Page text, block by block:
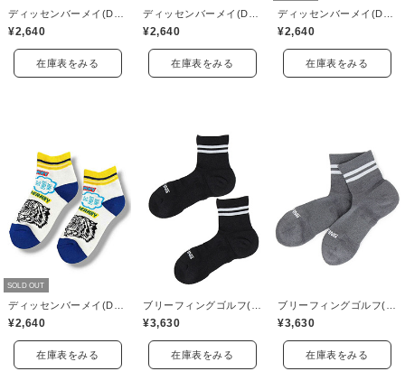
¥2,640
在庫表をみる
¥2,640
在庫表をみる
¥2,640
在庫表をみる
SOLD OUT
¥2,640
在庫表をみる
¥3,630
在庫表をみる
¥3,630
在庫表をみる